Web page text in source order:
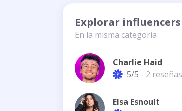
Explorar influencers
En la misma categoría
Charlie Haid
5/5 - 2 reseñas
Elsa Esnoult